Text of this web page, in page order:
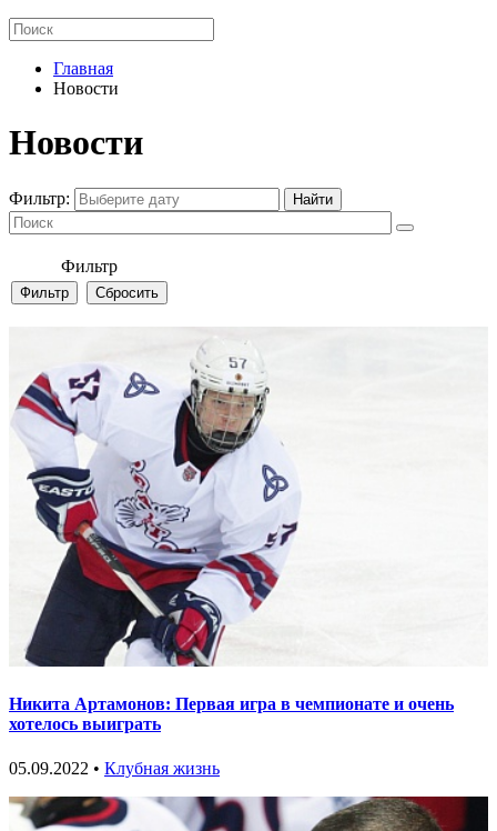
Главная
Новости
Новости
Фильтр:
Фильтр
Никита Артамонов: Первая игра в чемпионате и очень
хотелось выиграть
05.09.2022 • Клубная жизнь